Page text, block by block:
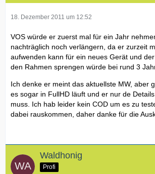
18. Dezember 2011 um 12:52
VOS würde er zuerst mal für ein Jahr
nachträglich noch verlängern, da er zurzeit
aufwenden kann für ein neues Gerät und
den Rahmen sprengen würde bei rund 3
Ich denke er meint das aktuellste MW, aber
es sogar in FullHD läuft und er nur de
muss. Ich hab leider kein COD um es zu
dabei rauskommen, daher danke für die
Waldhonig
Profi